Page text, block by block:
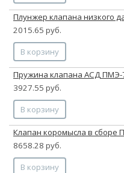
Плунжер клапана низкого
2015.65 руб.
В корзину
Пружина клапана АСД ПМЭ-
3927.55 руб.
В корзину
Клапан коромысла в сборе
8658.28 руб.
В корзину